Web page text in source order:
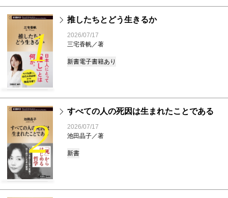
1
推したちとどう生きるか
2026/07/17
三宅香帆／著
新書電子書籍あり
2
すべての人の死因は生まれたことである
2026/07/17
池田晶子／著
新書